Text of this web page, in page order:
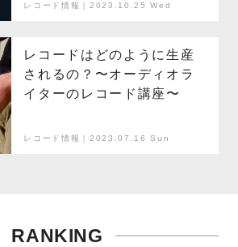
レコード情報｜2023.10.25 Wed
レコードはどのように生産
されるの？〜オーディオラ
イターのレコード講座〜
レコード情報｜2023.07.16 Sun
RANKING